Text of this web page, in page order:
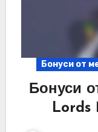
Бонуси от
Бонуси
Lords